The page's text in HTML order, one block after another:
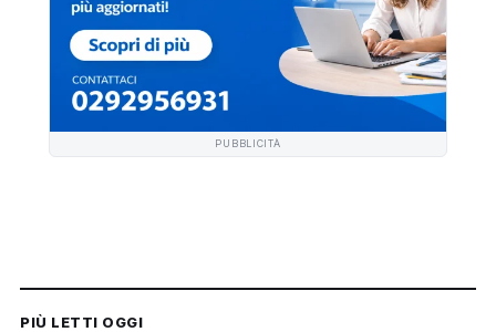
PUBBLICITÀ
PIÙ LETTI OGGI